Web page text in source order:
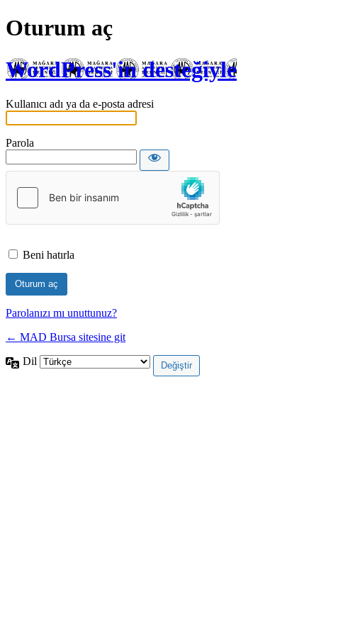
Oturum aç
WordPress'in desteğiyle
Kullanıcı adı ya da e-posta adresi
Parola
Beni hatırla
Parolanızı mı unuttunuz?
← MAD Bursa sitesine git
Dil